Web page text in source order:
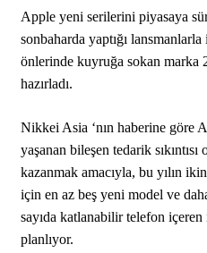
Apple yeni serilerini piyasaya
sonbaharda yaptığı
önlerinde kuyruğa sokan marka
hazırladı.
Nikkei Asia ‘nın haberine göre
yaşanan bileşen tedarik sıkıntısı
kazanmak amacıyla, bu yılın
için en az beş yeni model ve
sayıda katlanabilir telefon
planlıyor.